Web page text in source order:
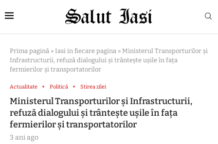
Prima pagină » Iasi in fiecare pagina » Ministerul Transporturilor și
Infrastructurii, refuză dialogului și trântește ușile în fața
fermierilor și transportatorilor
Actualitate Politică Stirea zilei
Ministerul Transporturilor și Infrastructurii,
refuză dialogului și trântește ușile în fața
fermierilor și transportatorilor
3 ani ago